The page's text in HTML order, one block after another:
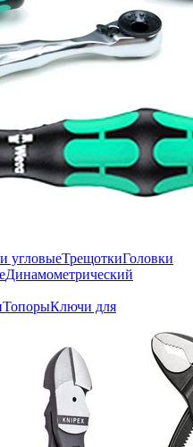
угловыеТрещоткиГоловки
Динамометрический
ТопорыКлючи для